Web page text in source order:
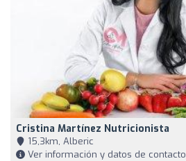
Cristina Martínez Nutricionista
15,3km, Alberic
Ver información y datos de contacto